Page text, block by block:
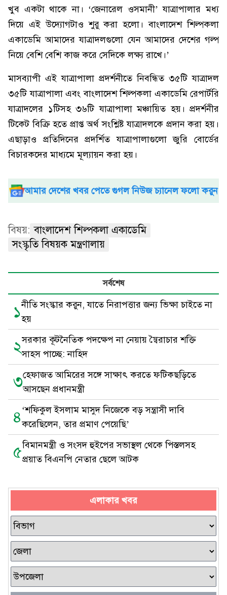
খুব একটা থাকে না। ‘জেনারেল ওসমানী’ যাত্রাপালার মধ্য
দিয়ে এই উদ্যোগটাও শুরু করা হলো। বাংলাদেশ শিল্পকলা
একাডেমি আমাদের যাত্রাদলগুলো যেন আমাদের দেশের গল্প
নিয়ে বেশি বেশি কাজ করে সেদিকে লক্ষ্য রাখে।’
মাসব্যাপী এই যাত্রাপালা প্রদর্শনীতে নিবন্ধিত ৩৫টি যাত্রাদল
৩৫টি যাত্রাপালা এবং বাংলাদেশ শিল্পকলা একাডেমি রেপার্টরি
যাত্রাদলের ১টিসহ ৩৬টি যাত্রাপালা মঞ্চায়িত হয়। প্রদর্শনীর
টিকেট বিক্রি হতে প্রাপ্ত অর্থ সংশ্লিষ্ট যাত্রাদলকে প্রদান করা হয়।
এছাড়াও প্রতিদিনের প্রদর্শিত যাত্রাপালাগুলো জুরি বোর্ডের
বিচারকদের মাধ্যমে মূল্যায়ন করা হয়।
আমার দেশের খবর পেতে গুগল নিউজ চ্যানেল ফলো করুন
বিষয়: বাংলাদেশ শিল্পকলা একাডেমি
সংস্কৃতি বিষয়ক মন্ত্রণালায়
সর্বশেষ
১নীতি সংস্কার করুন, যাতে নিরাপত্তার জন্য ভিক্ষা চাইতে না
হয়
২সরকার কূটনৈতিক পদক্ষেপ না নেয়ায় স্বৈরাচার শক্তি
সাহস পাচ্ছে: নাহিদ
৩হেফাজত আমিরের সঙ্গে সাক্ষাৎ করতে ফটিকছড়িতে
আসছেন প্রধানমন্ত্রী
৪‘শফিকুল ইসলাম মাসুদ নিজেকে বড় সন্ত্রাসী দাবি
করেছিলেন, তার প্রমাণ পেয়েছি’
৫বিমানমন্ত্রী ও সংসদ হুইপের সভাস্থল থেকে পিস্তলসহ
প্রয়াত বিএনপি নেতার ছেলে আটক
এলাকার খবর